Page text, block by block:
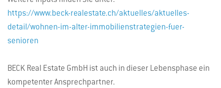
https://www.beck-realestate.ch/aktuelles/aktuelles-
detail/wohnen-im-alter-immobilienstrategien-fuer-
senioren
BECK Real Estate GmbH ist auch in dieser Lebensphase ein
kompetenter Ansprechpartner.